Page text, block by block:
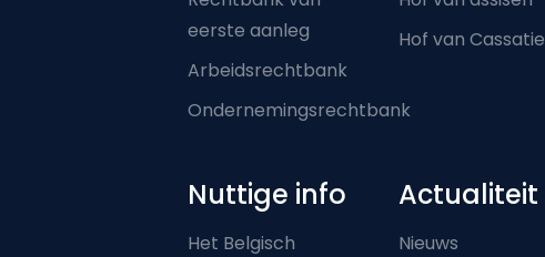
eerste aanleg
Arbeidsrechtbank
Ondernemingsrechtbank
Hof van Cassatie
Nuttige info
Het Belgisch
Actualiteit
Nieuws